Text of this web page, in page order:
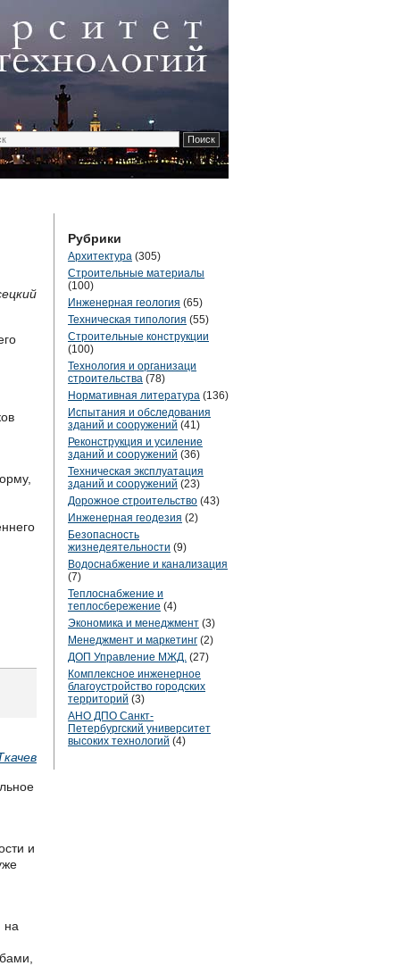
и
на
Рубрики
Архитектура (305)
Строительные материалы
(100)
Инженерная геология (65)
Техническая типология (55)
Строительные конструкции
(100)
Технология и организаци
строительства (78)
Нормативная литература (136)
Испытания и обследования
зданий и сооружений (41)
Реконструкция и усиление
зданий и сооружений (36)
Техническая эксплуатация
зданий и сооружений (23)
Дорожное строительство (43)
Инженерная геодезия (2)
Безопасность
жизнедеятельности (9)
Водоснабжение и канализация
(7)
Теплоснабжение и
теплосбережение (4)
Экономика и менеджмент (3)
Менеджмент и маркетинг (2)
ДОП Управление МЖД. (27)
Комплексное инженерное
благоустройство городских
территорий (3)
АНО ДПО Санкт-
Петербургский университет
высоких технологий (4)